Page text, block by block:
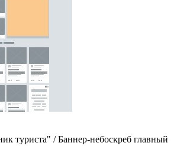
туриста" / Баннер-небоскреб главный